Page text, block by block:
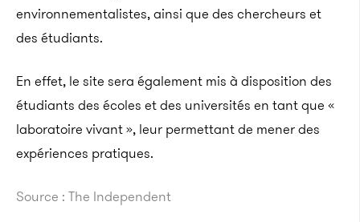
environnementalistes, ainsi que des chercheurs et
des étudiants.
En effet, le site sera également mis à disposition des
étudiants des écoles et des universités en tant que «
laboratoire vivant », leur permettant de mener des
expériences pratiques.
Source : The Independent